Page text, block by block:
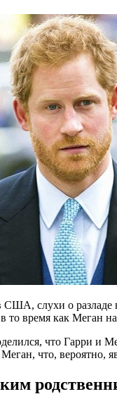
США, слухи о разладе
то время как Меган
что Гарри и
что, вероятно,